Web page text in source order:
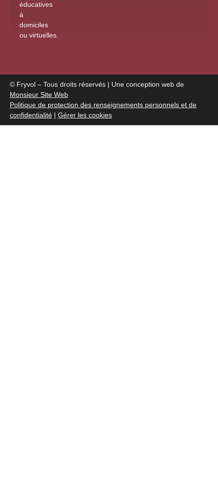
éducatives
à
domiciles
ou virtuelles.
© Fryvol – Tous droits réservés | Une conception web de
Monsieur Site Web
Politique de protection des renseignements personnels et de
confidentialité | Gérer les cookies